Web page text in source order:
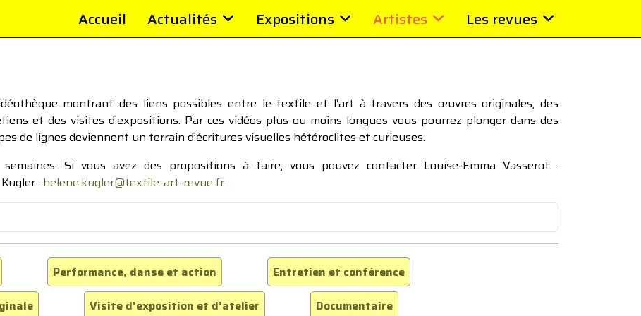
Accueil Actualités Expositions Artistes Les revues
montrant des liens possibles entre le textile et l’art à travers des œuvres originales, des
et des visites d’expositions. Par ces vidéos plus ou moins longues vous pourrez plonger dans des
de lignes deviennent un terrain d’écritures visuelles hétéroclites et curieuses.
Si vous avez des propositions à faire, vous pouvez contacter Louise-Emma Vasserot :
: helene.kugler@textile-art-revue.fr
Performance, danse et action
Entretien et conférence
Visite d'exposition et d'atelier Documentaire